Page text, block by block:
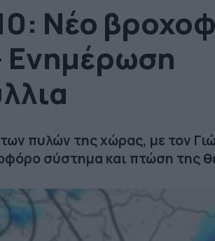
Νέο
Ενημέρωση
πυλών της χώρας, με τον
σύστημα και πτώση της